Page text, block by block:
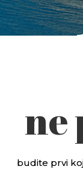
ne
budite prvi